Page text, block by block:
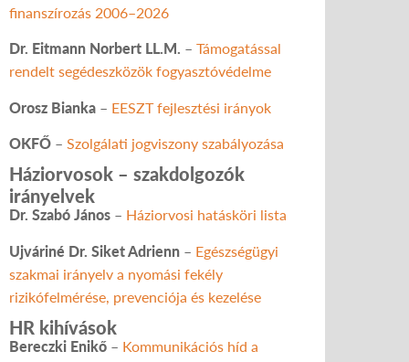
finanszírozás 2006–2026
Dr. Eitmann Norbert LL.M. – Támogatással
rendelt segédeszközök fogyasztóvédelme
Orosz Bianka – EESZT fejlesztési irányok
OKFŐ – Szolgálati jogviszony szabályozása
Háziorvosok – szakdolgozók
irányelvek
Dr. Szabó János – Háziorvosi hatásköri lista
Ujváriné Dr. Siket Adrienn – Egészségügyi
szakmai irányelv a nyomási fekély
rizikófelmérése, prevenciója és kezelése
HR kihívások
Bereczki Enikő – Kommunikációs híd a